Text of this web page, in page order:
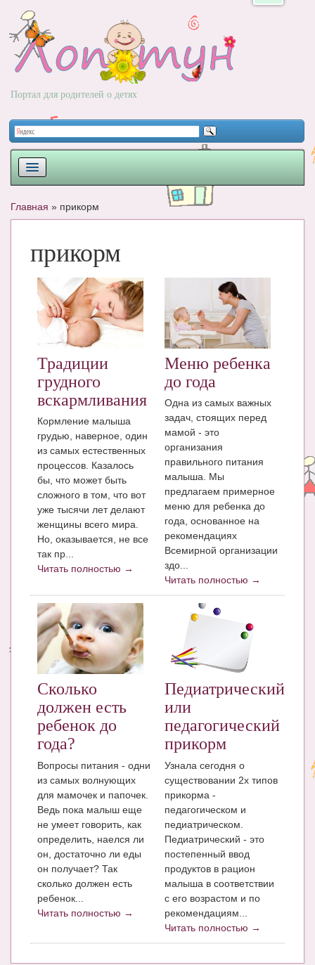
Портал для родителей о детях
НОВОРОЖДЕННЫЙ
РАЗВИТИЕ
ВОПРОС-ОТВЕТ
КНИГИ
Рекомендовано
ПСИХОЛОГИЯ
ЗДОРОВЬЕ
МОДА И КРАСОТА
КОНКУРСЫ
СООБЩЕСТВА
БЛОГИ
БЕРЕМЕННОСТЬ
Календарь беременности
Энциклопедия
МАМИНА БИБЛИОТЕКА
Имена. Святцы
Энциклопедия беременных
Мамина энциклопедия
СЕРВИСЫ И ПРИЛОЖЕНИЯ
Сервис. Оценка роста и веса ребенка
Приложения для Android
Полезные ссылки
Опросы
Главная » прикорм
прикорм
Традиции
грудного
вскармливания
Кормление малыша
грудью, наверное, один
из самых естественных
процессов. Казалось
бы, что может быть
сложного в том, что вот
уже тысячи лет делают
женщины всего мира.
Но, оказывается, не все
так пр...
Читать полностью →
Меню ребенка
до года
Одна из самых важных
задач, стоящих перед
мамой - это
организания
правильного питания
малыша. Мы
предлагаем примерное
меню для ребенка до
года, основанное на
рекомендациях
Всемирной организации
здо...
Читать полностью →
Сколько
должен есть
ребенок до
года?
Вопросы питания - одни
из самых волнующих
для мамочек и папочек.
Ведь пока малыш еще
не умеет говорить, как
определить, наелся ли
он, достаточно ли еды
он получает? Так
сколько должен есть
ребенок...
Читать полностью →
Педиатрический
или
педагогический
прикорм
Узнала сегодня о
существовании 2х типов
прикорма -
педагогическом и
педиатрическом.
Педиатрический - это
постепенный ввод
продуктов в рацион
малыша в соответствии
с его возрастом и по
рекомендациям...
Читать полностью →